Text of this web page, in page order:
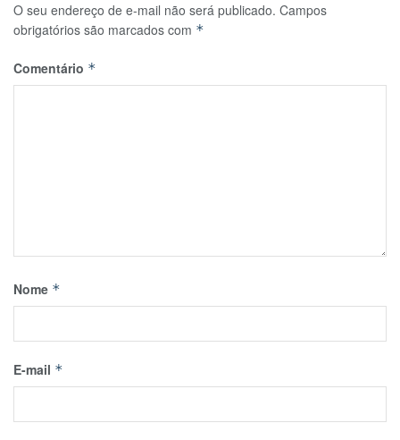
O seu endereço de e-mail não será publicado. Campos
obrigatórios são marcados com *
Comentário *
Nome *
E-mail *